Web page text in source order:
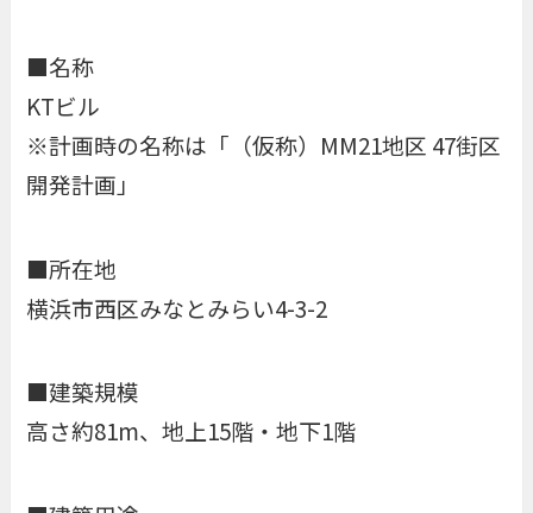
■名称
KTビル
※計画時の名称は「（仮称）MM21地区 47街区
開発計画」
■所在地
横浜市西区みなとみらい4-3-2
■建築規模
高さ約81m、地上15階・地下1階